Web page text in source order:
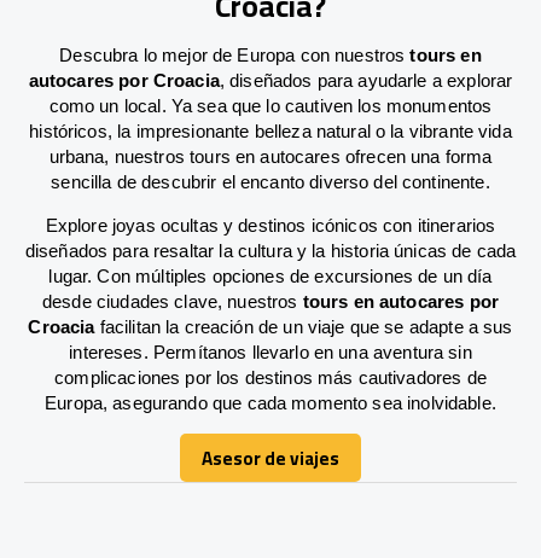
Descubra lo mejor de Europa con nuestrostours en
autocares por Croacia, diseñados para ayudarle a explorar
como un local. Ya sea que lo cautiven los monumentos
históricos, la impresionante belleza natural o la vibrante vida
urbana, nuestros tours en autocares ofrecen una forma
sencilla de descubrir el encanto diverso del continente.
Explore joyas ocultas y destinos icónicos con itinerarios
diseñados para resaltar la cultura y la historia únicas de cada
lugar. Con múltiples opciones de excursiones de un día
desde ciudades clave, nuestros tours en autocares por
Croaciafacilitan la creación de un viaje que se adapte a sus
intereses. Permítanos llevarlo en una aventura sin
complicaciones por los destinos más cautivadores de
Europa, asegurando que cada momento sea inolvidable.
Asesor de viajes
Asesor de viajes